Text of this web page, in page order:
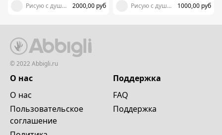
Рисую с душой, вкладывая частичку себя! 2000,00 руб Рисую с душой, вкладывая частичку себя! 1000,00 руб
© 2022 Abbigli.ru
О нас
О нас
Пользовательское
cоглашение
Поддержка
FAQ
Поддержка